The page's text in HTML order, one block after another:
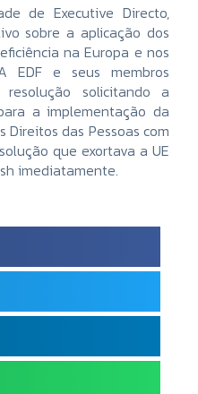
de Executive Directo,
sobre a aplicação dos
na Europa e nos
EDF e seus membros
solicitando a
a implementação da
Direitos das Pessoas com
que exortava a UE
imediatamente.